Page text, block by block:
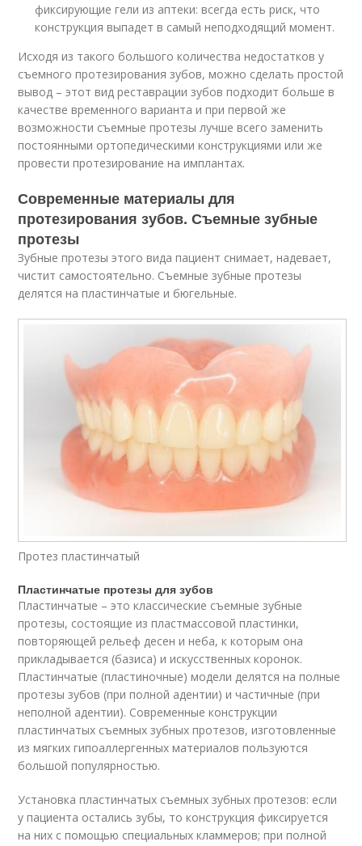
фиксирующие гели из аптеки: всегда есть риск, что
конструкция выпадет в самый неподходящий момент.
Исходя из такого большого количества недостатков у
съемного протезирования зубов, можно сделать простой
вывод – этот вид реставрации зубов подходит больше в
качестве временного варианта и при первой же
возможности съемные протезы лучше всего заменить
постоянными ортопедическими конструкциями или же
провести протезирование на имплантах.
Современные материалы для
протезирования зубов. Съемные зубные
протезы
Зубные протезы этого вида пациент снимает, надевает,
чистит самостоятельно. Съемные зубные протезы
делятся на пластинчатые и бюгельные.
Протез пластинчатый
Пластинчатые протезы для зубов
Пластинчатые – это классические съемные зубные
протезы, состоящие из пластмассовой пластинки,
повторяющей рельеф десен и неба, к которым она
прикладывается (базиса) и искусственных коронок.
Пластинчатые (пластиночные) модели делятся на полные
протезы зубов (при полной адентии) и частичные (при
неполной адентии). Современные конструкции
пластинчатых съемных зубных протезов, изготовленные
из мягких гипоаллергенных материалов пользуются
большой популярностью.
Установка пластинчатых съемных зубных протезов: если
у пациента остались зубы, то конструкция фиксируется
на них с помощью специальных кламмеров; при полной